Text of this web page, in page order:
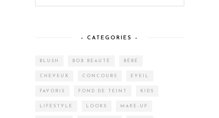
– CATEGORIES –
BLUSH BOX BEAUTÉ BÉBÉ
CHEVEUX CONCOURS EVEIL
FAVORIS FOND DE TEINT KIDS
LIFESTYLE LOOKS MAKE-UP